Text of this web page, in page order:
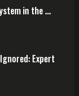
in the ...
Expert